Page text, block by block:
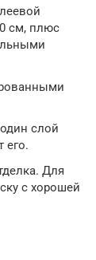
см, плюс
слой
его.
Для
с хорошей